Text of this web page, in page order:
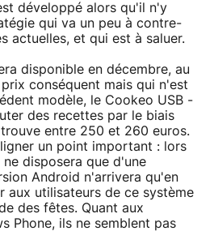
développé alors qu'il n'y
qui va un peu à contre-
actuelles, et qui est à saluer.
disponible en décembre, au
conséquent mais qui n'est
modèle, le Cookeo USB -
des recettes par le biais
entre 250 et 260 euros.
un point important : lors
disposera que d'une
Android n'arrivera qu'en
aux utilisateurs de ce système
des fêtes. Quant aux
Phone, ils ne semblent pas